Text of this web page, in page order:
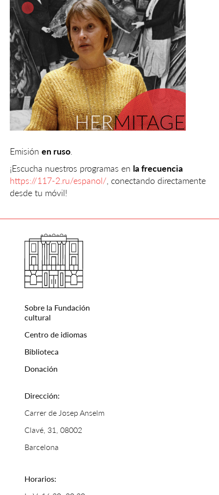
Emisión en ruso
¡Escucha nuestros programas en la frecuencia
https://117-2.ru/espanol/ , conectando directamente
desde tu móvil!
Sobre la Fundación
cultural
Centro de idiomas
Biblioteca
Donación
Dirección:
Carrer de Josep Anselm
Clavé, 31, 08002
Barcelona
Horarios: